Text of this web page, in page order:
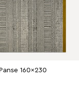
160x230